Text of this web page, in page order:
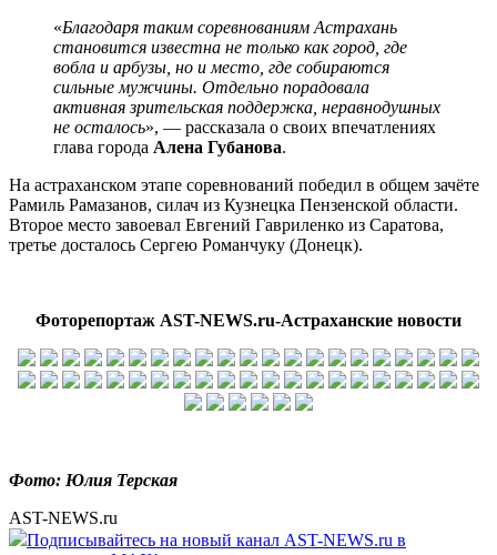
«Благодаря таким соревнованиям Астрахань
становится известна не только как город, где
вобла и арбузы, но и место, где собираются
сильные мужчины. Отдельно порадовала
активная зрительская поддержка, неравнодушных
не осталось», — рассказала о своих впечатлениях
глава города Алена Губанова.
На астраханском этапе соревнований победил в общем зачёте
Рамиль Рамазанов, силач из Кузнецка Пензенской области.
Второе место завоевал Евгений Гавриленко из Саратова,
третье досталось Сергею Романчуку (Донецк).
Фоторепортаж AST-NEWS.ru-Астраханские новости
Фото: Юлия Терская
AST-NEWS.ru
Подписывайтесь на новый канал AST-NEWS.ru в